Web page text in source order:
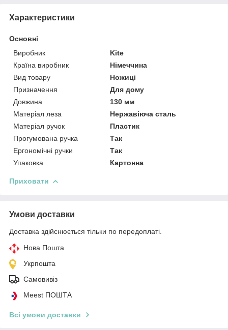
Характеристики
Основні
Виробник
Kite
Країна виробник
Німеччина
Вид товару
Ножиці
Призначення
Для дому
Довжина
130 мм
Матеріал леза
Нержавіюча сталь
Матеріал ручок
Пластик
Прогумована ручка
Так
Ергономічні ручки
Так
Упаковка
Картонна
Приховати
Умови доставки
Доставка здійснюється тільки по передоплаті.
Нова Пошта
Укрпошта
Самовивіз
Meest ПОШТА
Всі умови доставки